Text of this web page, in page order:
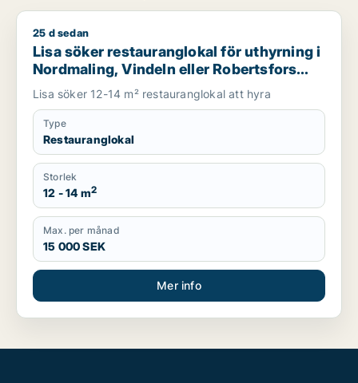
Lisa söker restauranglokal för uthyrning i Nordmaling,
25 d sedan
Lisa söker restauranglokal för uthyrning i
Nordmaling, Vindeln eller Robertsfors
m.fl.
Lisa söker 12-14 m² restauranglokal att hyra
Type
Restauranglokal
Storlek
12 - 14 m2
Max. per månad
15 000 SEK
Mer info